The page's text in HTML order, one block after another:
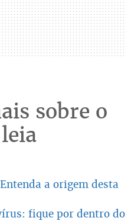
sobre o
a origem desta
fique por dentro do